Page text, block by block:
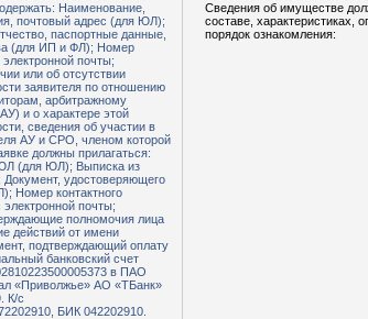
Наименование,
почтовый адрес (для ЮЛ);
паспортные данные,
(для ИП и ФЛ); Номер
почты;
или об отсутствии
заявителя по отношению
арбитражному
и о характере этой
сведения об участии в
АУ и СРО, членом которой
(для ЮЛ); Выписка из
удостоверяющего
Номер контактного
почты;
полномочия лица
действий от имени
подтверждающий оплату
банковский счет
в ПАО
«Приволжье» АО «ТБанк»
К/с
БИК 042202910.
Сведения об имуществе
составе, характеристиках,
порядок ознакомления: